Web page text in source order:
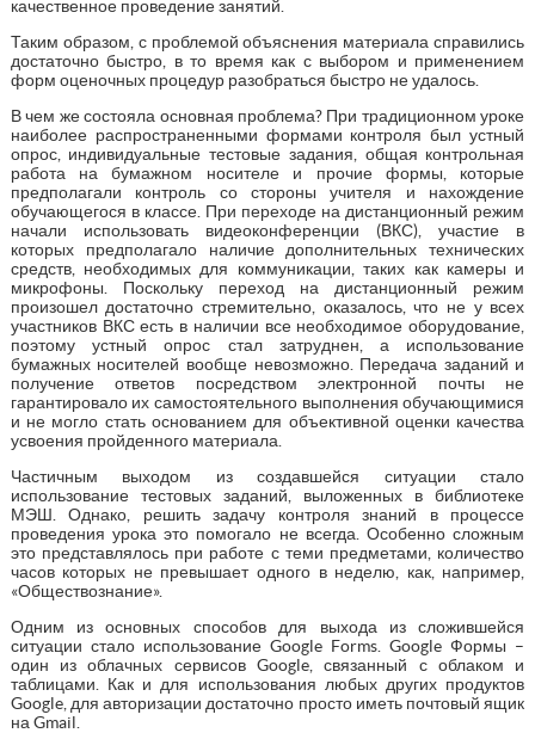
качественное проведение занятий.
Таким образом, с проблемой объяснения материала справились
достаточно быстро, в то время как с выбором и применением
форм оценочных процедур разобраться быстро не удалось.
В чем же состояла основная проблема? При традиционном уроке
наиболее распространенными формами контроля был устный
опрос, индивидуальные тестовые задания, общая контрольная
работа на бумажном носителе и прочие формы, которые
предполагали контроль со стороны учителя и нахождение
обучающегося в классе. При переходе на дистанционный режим
начали использовать видеоконференции (ВКС), участие в
которых предполагало наличие дополнительных технических
средств, необходимых для коммуникации, таких как камеры и
микрофоны. Поскольку переход на дистанционный режим
произошел достаточно стремительно, оказалось, что не у всех
участников ВКС есть в наличии все необходимое оборудование,
поэтому устный опрос стал затруднен, а использование
бумажных носителей вообще невозможно. Передача заданий и
получение ответов посредством электронной почты не
гарантировало их самостоятельного выполнения обучающимися
и не могло стать основанием для объективной оценки качества
усвоения пройденного материала.
Частичным выходом из создавшейся ситуации стало
использование тестовых заданий, выложенных в библиотеке
МЭШ. Однако, решить задачу контроля знаний в процессе
проведения урока это помогало не всегда. Особенно сложным
это представлялось при работе с теми предметами, количество
часов которых не превышает одного в неделю, как, например,
«Обществознание».
Одним из основных способов для выхода из сложившейся
ситуации стало использование Google Forms. Google Формы –
один из облачных сервисов Google, связанный с облаком и
таблицами. Как и для использования любых других продуктов
Google, для авторизации достаточно просто иметь почтовый ящик
на Gmail.